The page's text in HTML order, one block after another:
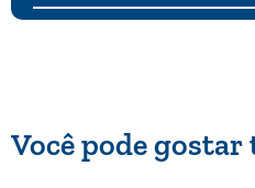
Você pode gostar